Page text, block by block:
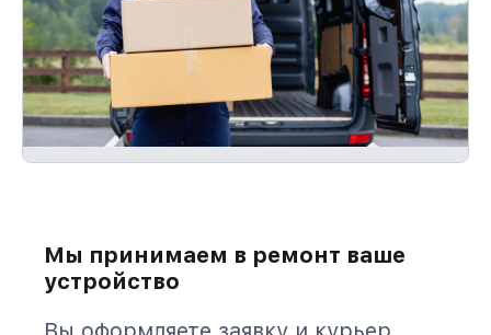
Мы принимаем в ремонт ваше
устройство